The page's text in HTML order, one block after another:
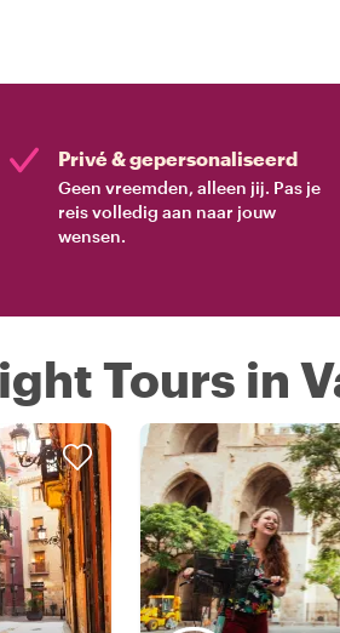
Privé & gepersonaliseerd
Geen vreemden, alleen jij. Pas je
reis volledig aan naar jouw
wensen.
Tours in